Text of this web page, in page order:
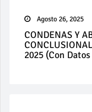
Agosto 26, 2025
CONDENAS Y
2025 (con